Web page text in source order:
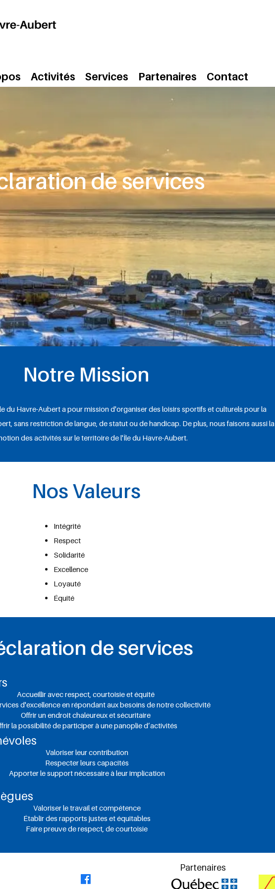
Activités Services Partenaires Contact
de services
Notre Mission
du Havre-Aubert a pour mission d'organiser des loisirs sportifs et culturels pour la
sans restriction de langue, de statut ou de handicap. De plus, nous faisons aussi la
des activités sur le territoire de l'Île du Havre-Aubert.
Nos Valeurs
Intégrité
Respect
Solidarité
Excellence
Loyauté
Équité
de services
Accueillir avec respect, courtoisie et équité
d'excellence en répondant aux besoins de notre collectivité
Offrir un endroit chaleureux et sécuritaire
la possibilité de participer à une panoplie d’activités
Valoriser leur contribution
Respecter leurs capacités
Apporter le support nécessaire à leur implication
Valoriser le travail et compétence
Établir des rapports justes et équitables
Faire preuve de respect, de courtoisie
Partenaires